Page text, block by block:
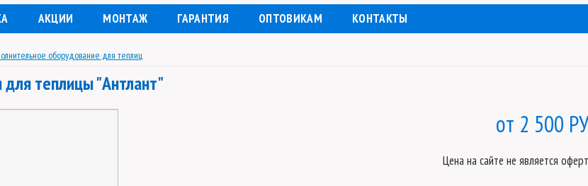
АКЦИИ МОНТАЖ ГАРАНТИЯ ОПТОВИКАМ КОНТАКТЫ
оборудование для теплиц
теплицы "Антлант"
2 500
Цена на сайте не является